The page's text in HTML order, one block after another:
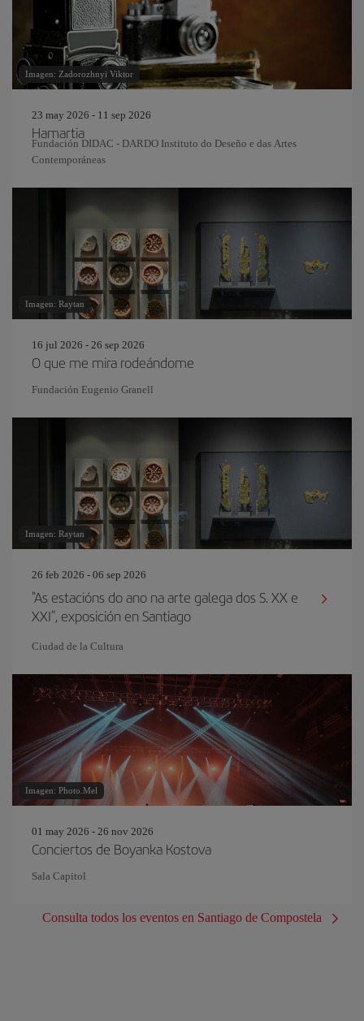
Imagen: Zadorozhnyi Viktor
23 may 2026 - 11 sep 2026
Hamartia
Fundación DIDAC - DARDO Instituto do Deseño e das Artes
Contemporáneas
Imagen: Raytan
16 jul 2026 - 26 sep 2026
O que me mira rodeándome
Fundación Eugenio Granell
Imagen: Raytan
26 feb 2026 - 06 sep 2026
"As estacións do ano na arte galega dos S. XX e
XXI", exposición en Santiago
Ciudad de la Cultura
Imagen: Photo.Mel
01 may 2026 - 26 nov 2026
Conciertos de Boyanka Kostova
Sala Capitol
Consulta todos los eventos en Santiago de Compostela